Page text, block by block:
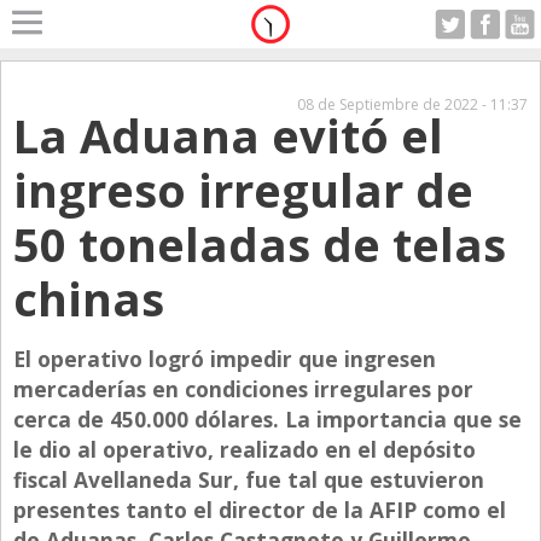
Home
Alerta
Anticipo
Campo
Club House
Coleccionistas
Con Estilo
De Bolsillo
Diarios de Argentina
Diarios del Mundo
Domingo 09.08.2026
08 de Septiembre de 2022 - 11:37
La Aduana evitó el
ingreso irregular de
50 toneladas de telas
chinas
El operativo logró impedir que ingresen
mercaderías en condiciones irregulares por
cerca de 450.000 dólares. La importancia que se
le dio al operativo, realizado en el depósito
fiscal Avellaneda Sur, fue tal que estuvieron
presentes tanto el director de la AFIP como el